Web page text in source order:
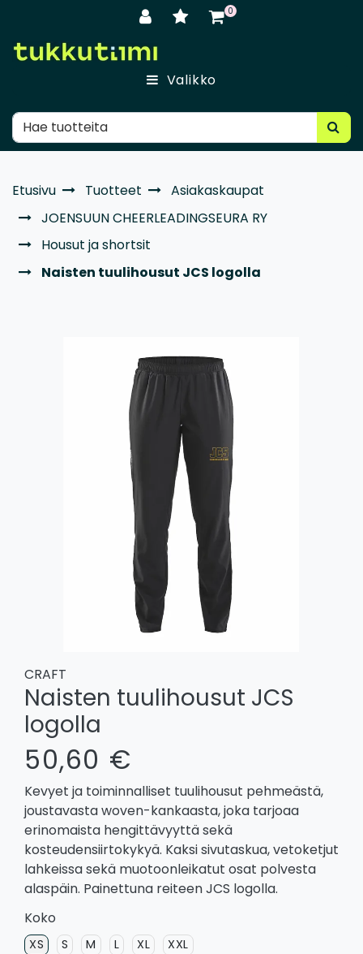
0
Valikko
Etusivu Tuotteet
Asiakaskaupat
JOENSUUN CHEERLEADINGSEURA RY
Housut ja shortsit
Naisten tuulihousut JCS logolla
CRAFT
Naisten tuulihousut JCS
logolla
50,60 €
Kevyet ja toiminnalliset tuulihousut pehmeästä,
joustavasta woven-kankaasta, joka tarjoaa
erinomaista hengittävyyttä sekä
kosteudensiirtokykyä. Kaksi sivutaskua, vetoketjut
lahkeissa sekä muotoonleikatut osat polvesta
alaspäin. Painettuna reiteen JCS logolla.
Koko
XS S M L XL XXL